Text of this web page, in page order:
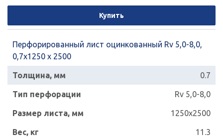
Купить
Перфорированный лист оцинкованный Rv 5,0-8,0,
0,7х1250 х 2500
0.7
Rv 5,0-8,0
1250x2500
11.3